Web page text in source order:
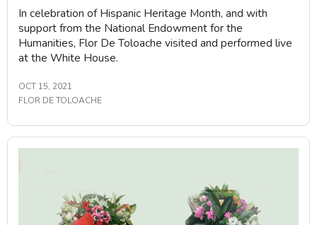
In celebration of Hispanic Heritage Month, and with
support from the National Endowment for the
Humanities, Flor De Toloache visited and performed live
at the White House.
OCT 15, 2021
FLOR DE TOLOACHE